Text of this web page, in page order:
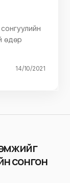
өдөр
14/10/2021
сонгон